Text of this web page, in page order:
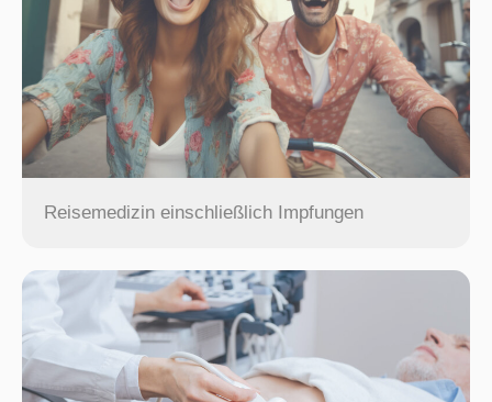
Reisemedizin einschließlich Impfungen